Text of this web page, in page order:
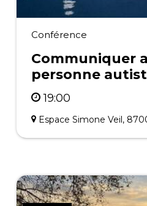
Conférence
Communiquer
personne
19:00
Espace Simone Veil,